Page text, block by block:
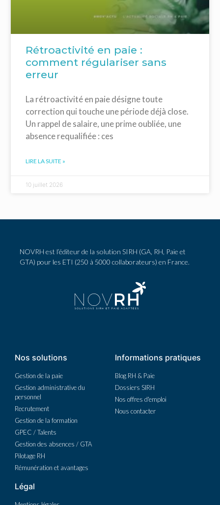
Rétroactivité en paie :
comment régulariser sans
erreur
La rétroactivité en paie désigne toute
correction qui touche une période déjà close.
Un rappel de salaire, une prime oubliée, une
absence requalifiée : ces
LIRE LA SUITE »
10 juillet 2026
NOVRH est l’éditeur de la solution SIRH (GA, RH, Paie et
GTA) pour les ETI (250 à 5000 collaborateurs) en France.
Nos solutions
Gestion de la paie
Gestion administrative du
personnel
Recrutement
Gestion de la formation
GPEC / Talents
Gestion des absences / GTA
Pilotage RH
Rémunération et avantages
Informations pratiques
Blog RH & Paie
Dossiers SIRH
Nos offres d'emploi
Nous contacter
Légal